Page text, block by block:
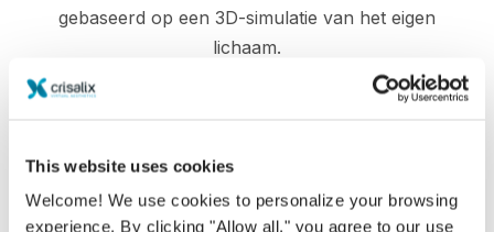
This website uses cookies
Welcome! We use cookies to personalize your browsing
experience. By clicking "Allow all," you agree to our use
gebaseerd op een 3D-simulatie van het eigen
lichaam.
Betrokken zijn bij het beslissingsproces helpt de